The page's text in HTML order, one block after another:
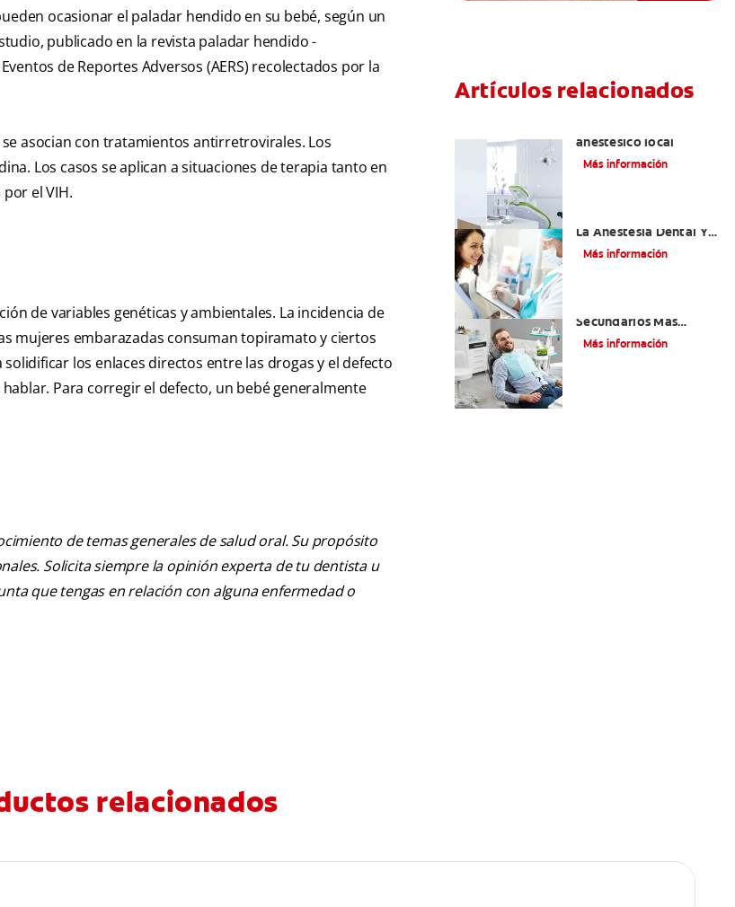
ocasionar el paladar hendido en su bebé, según un
publicado en la revista paladar hendido -
de Reportes Adversos (AERS) recolectados por la
asocian con tratamientos antirretrovirales. Los
Los casos se aplican a situaciones de terapia tanto en
el VIH.
de variables genéticas y ambientales. La incidencia de
mujeres embarazadas consuman topiramato y ciertos
los enlaces directos entre las drogas y el defecto
Para corregir el defecto, un bebé generalmente
de temas generales de salud oral. Su propósito
Solicita siempre la opinión experta de tu dentista u
que tengas en relación con alguna enfermedad o
Artículos relacionados
anestésico local
Más información
La Anestesia Dental Y
Causas De Tratamiento
Más información
Secundarios Más
Comunes De La
Más información
relacionados